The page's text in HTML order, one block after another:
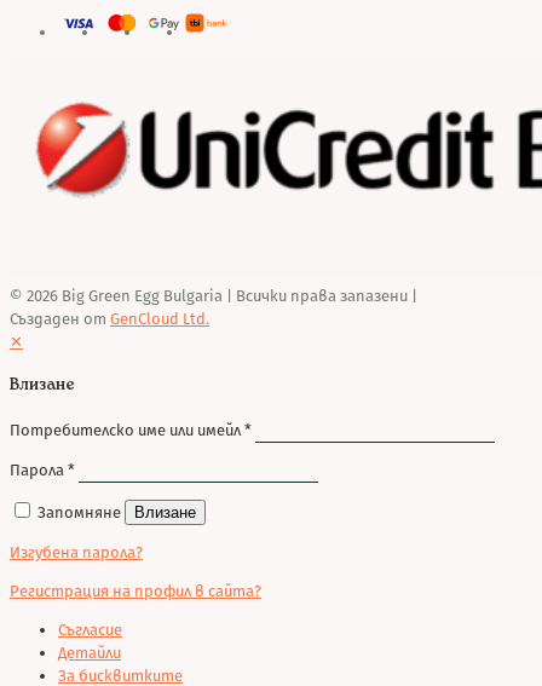
© 2026 Big Green Egg Bulgaria
| Всички права запазени |
Създаден от GenCloud Ltd.
✕
Влизане
Потребителско име или имейл *
Парола *
Запомняне Влизане
Изгубена парола?
Регистрация на профил в сайта?
Съгласие
Детайли
За бисквитките